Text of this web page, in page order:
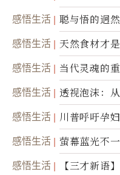
感悟生活 聪与悟的迥
感悟生活 天然食材才
感悟生活
当代灵魂的
省思
感悟生活
透视泡沫：
瞬」
感悟生活
川普呼吁孕
诺
感悟生活 萤幕蓝光不
感悟生活
【三才新语